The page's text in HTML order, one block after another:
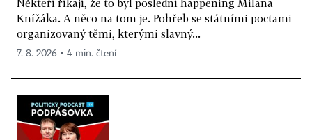
Někteří říkají, že to byl poslední happening Milana
Knížáka. A něco na tom je. Pohřeb se státními poctami
organizovaný těmi, kterými slavný...
7. 8. 2026 ▪ 4 min. čtení